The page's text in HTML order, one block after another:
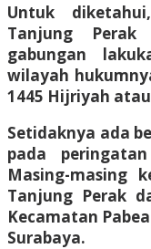
Untuk
Tanjung Perak
gabungan
wilayah
1445 Hijriyah
Setidaknya ada
pada
Masing-masing
Tanjung Perak
Kecamatan
Surabaya.